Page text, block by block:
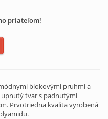
priateľom!
blokovými pruhmi a
upnutý tvar s padnutými
Prvotriedna kvalita vyrobená